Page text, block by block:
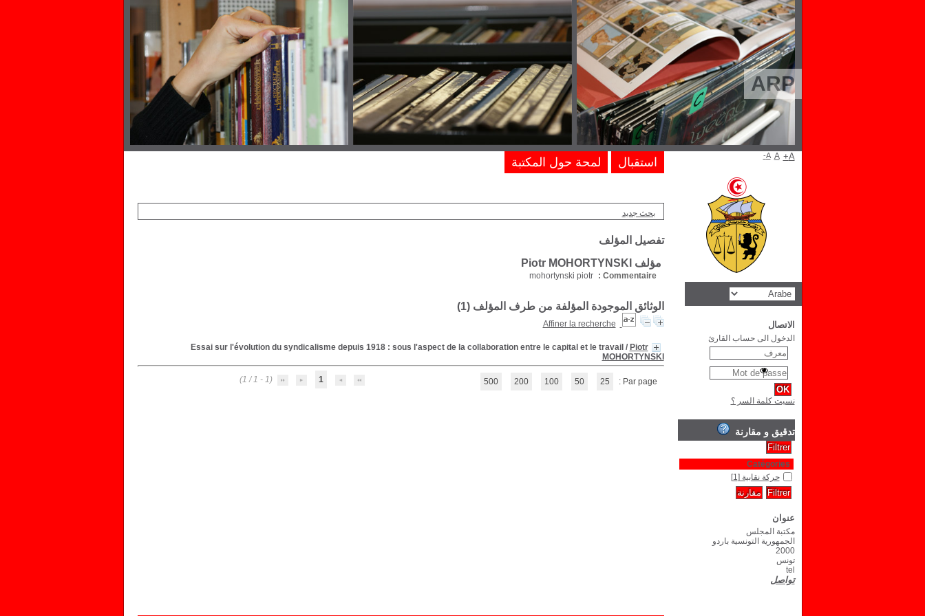
ARP
بحث جديد
تفصيل المؤلف
مؤلف Piotr MOHORTYNSKI
Commentaire :
mohortynski piotr
الوثائق الموجودة المؤلفة من طرف المؤلف (1
)
Affiner la recherche
Essai sur l'évolution du syndicalisme depuis 1918 : sous l'aspect de la collaboration entre le capital et le travail / Piotr
MOHORTYNSKI
1
(1 - 1 / 1) Par page :
25
50
100
200
500
استقبال لمحة حول المكتبة A- A A+
الاتصال
الدخول الى حساب القارئ
نسيت كلمة السر ؟
تدقيق و مقارنة
Catégories
حركة نقابية [1]
عنوان
مكتبة المجلس
الجمهورية التونسية باردو
2000
تونس
tel
تواصل